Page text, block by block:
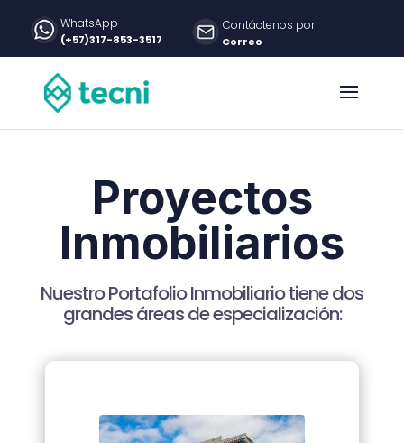
WhatsApp
(+57)317-853-3517
Contáctenos por
Correo
Proyectos
Inmobiliarios
Nuestro Portafolio Inmobiliario tiene dos
grandes áreas de especialización: